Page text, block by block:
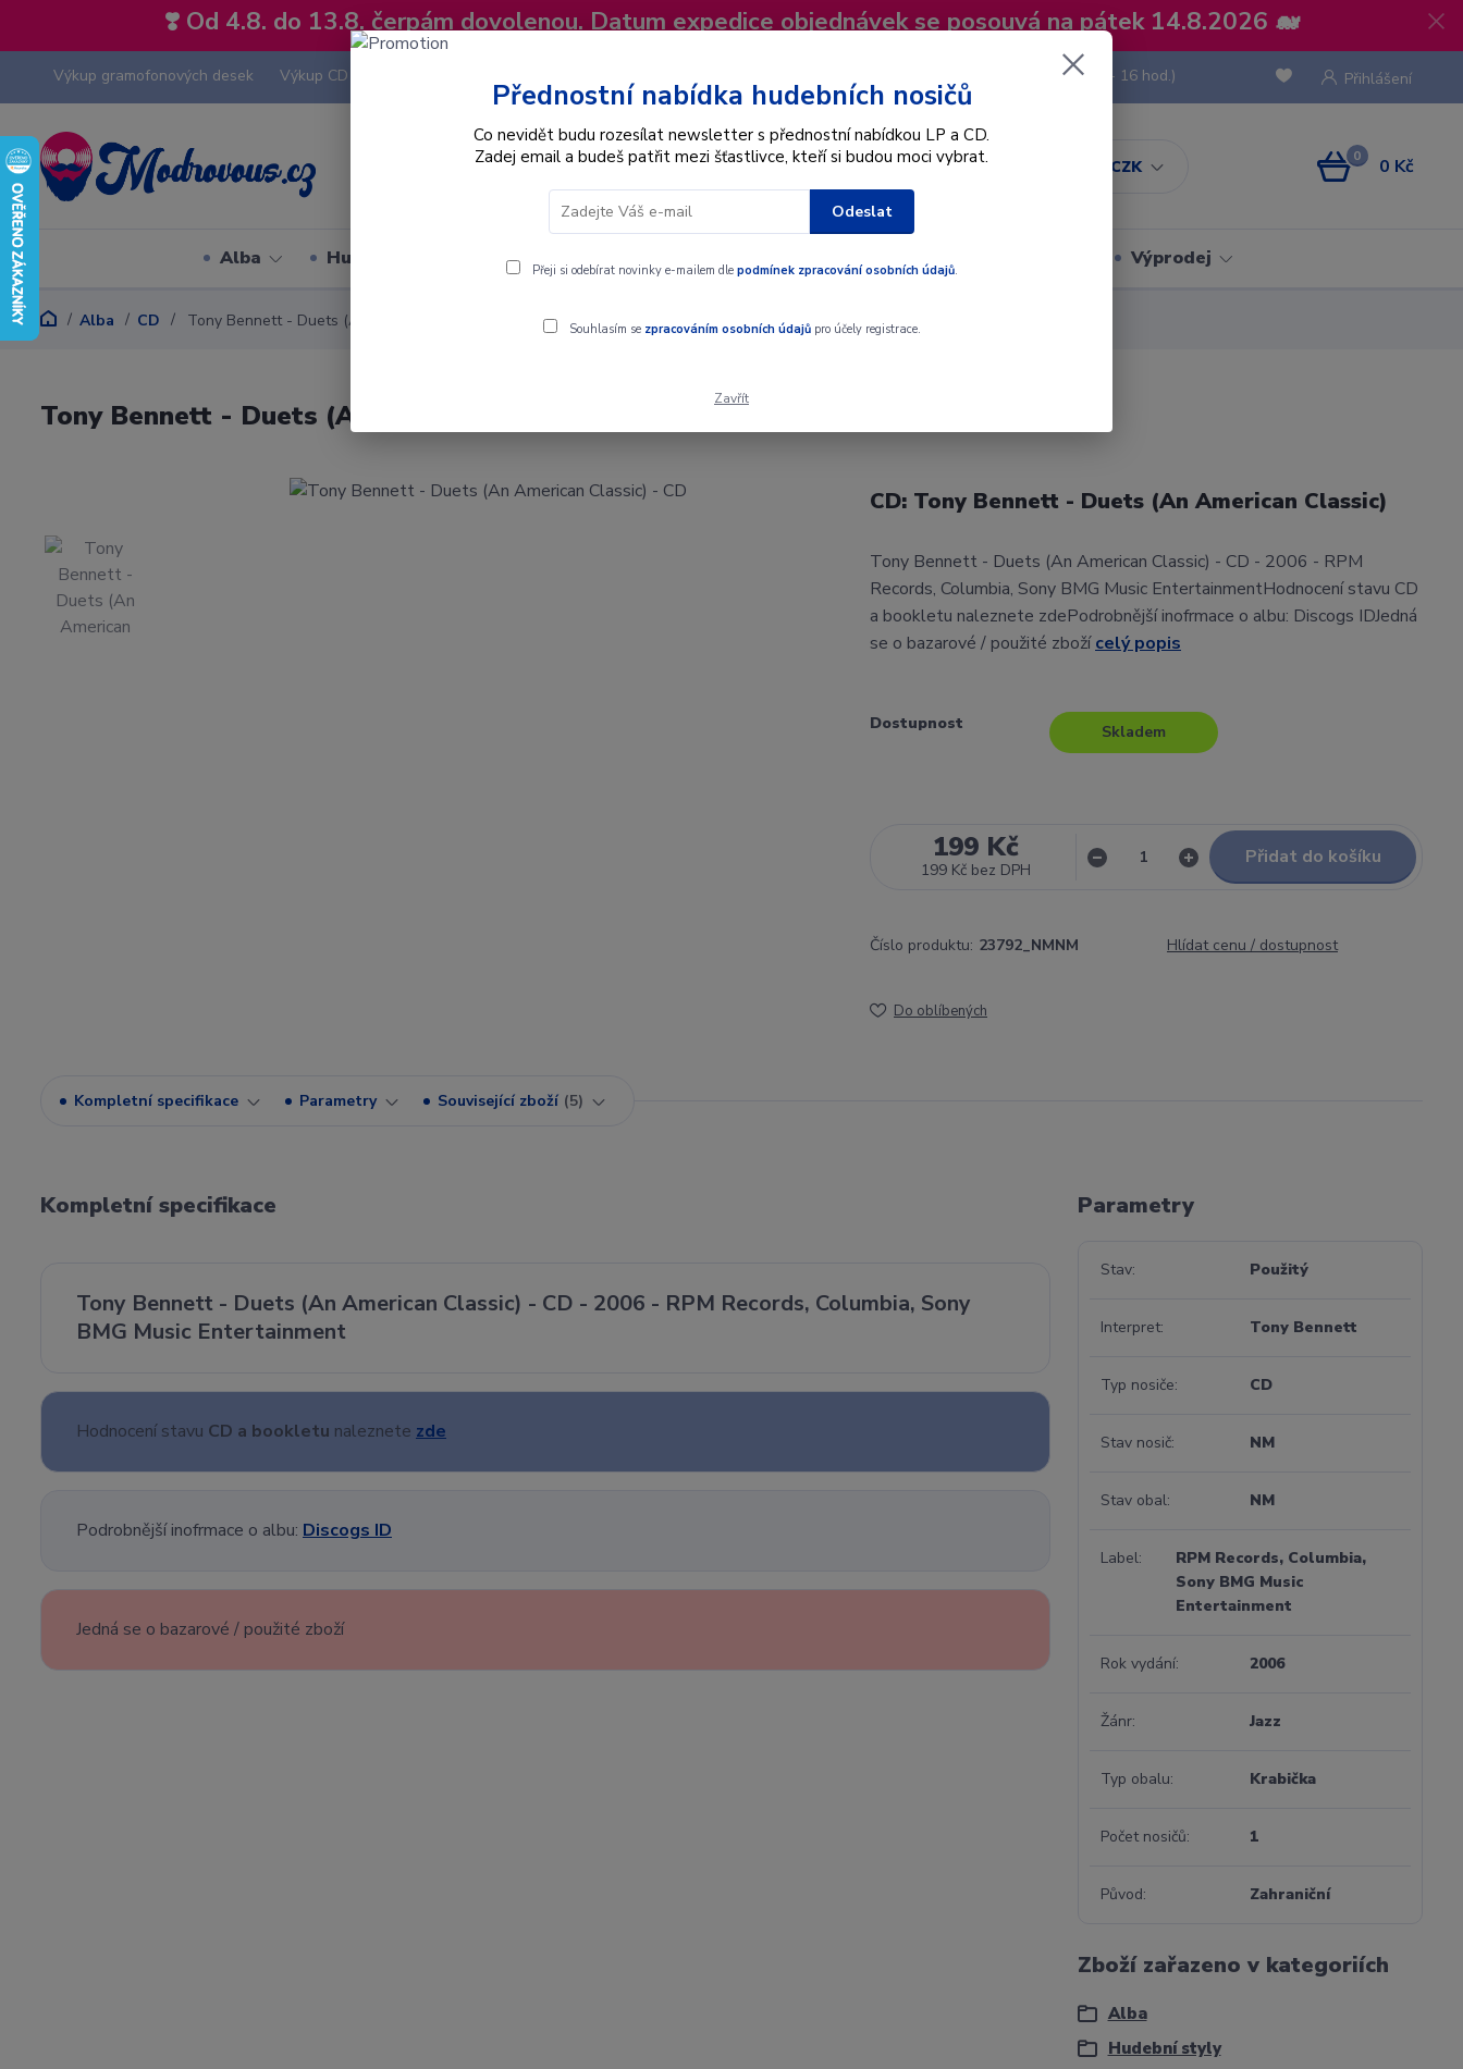
❣️ Od 4.8. do 13.8. čerpám dovolenou. Datum expedice objednávek se posouvá na pátek 14.8.2026 🐋
Výkup gramofonových desek Výkup CD
CZK
Přihlášení
Hledat
(Po-Pá, 8 - 16 hod.)
0 0 Kč
Alba Hudební styly Interpret Dárkové poukazy Výprodej
Alba CD Tony Bennett - Duets (An American Classic) - CD
Tony Bennett - Duets (An American Classic) - CD
CD: Tony Bennett - Duets (An American Classic)
Tony Bennett - Duets (An American Classic) - CD - 2006 - RPM
Records, Columbia, Sony BMG Music EntertainmentHodnocení stavu CD
a bookletu naleznete zdePodrobnější inofrmace o albu: Discogs IDJedná
se o bazarové / použité zbožícelý popis
Dostupnost Skladem
199 Kč
199 Kč bez DPH
Přidat do košíku
Číslo produktu: 23792_NMNM Hlídat cenu / dostupnost
Do oblíbených
Kompletní specifikace Parametry Související zboží 5
Kompletní specifikace
Tony Bennett - Duets (An American Classic) - CD - 2006 - RPM Records, Columbia, Sony
BMG Music Entertainment
Hodnocení stavu CD a bookletu naleznete zde
Podrobnější inofrmace o albu: Discogs ID
Jedná se o bazarové / použité zboží
Parametry
Stav Použitý
Interpret Tony Bennett
Typ nosiče CD
Stav nosič NM
Stav obal NM
Label
RPM Records, Columbia,
Sony BMG Music
Entertainment
Rok vydání 2006
Žánr Jazz
Typ obalu Krabička
Počet nosičů 1
Původ Zahraniční
Zboží zařazeno v kategoriích
Alba
Hudební styly
Přednostní nabídka hudebních nosičů
Co nevidět budu rozesílat newsletter s přednostní nabídkou LP a CD.
Zadej email a budeš patřit mezi šťastlivce, kteří si budou moci vybrat.
Odeslat
Přeji si odebírat novinky e-mailem dle podmínek zpracování osobních údajů.
Souhlasím se zpracováním osobních údajůpro účely registrace.
Zavřít